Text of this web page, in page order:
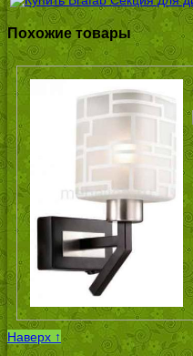
Похожие товары
Наверх ↑